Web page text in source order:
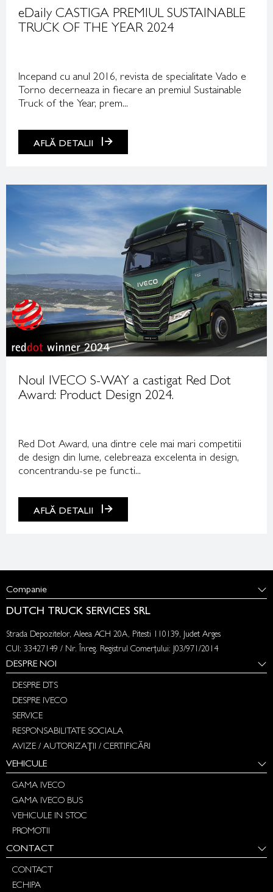
eDaily CASTIGA PREMIUL SUSTAINABLE
TRUCK OF THE YEAR 2024
Incepand cu anul 2016, revista de specialitate Vado e
Torno decerneaza in fiecare an premiul Sustainable
Truck of the Year, prem...
AFLĂ DETALII
Noul IVECO S-WAY a castigat Red Dot
Award: Product Design 2024.
Red Dot Award, una dintre cele mai mari competitii
de design din lume, celebreaza excelenta in design,
concentrandu-se pe functi...
AFLĂ DETALII
Companie
DUTCH TRUCK SERVICES SRL
Strada Depozitelor, Aleea ACH 20A, Pitesti 110139, Judet Arges
CUI: 33427149 / Nr. Înreg. Registrul Comerțului: J03/971/2014
DESPRE NOI
DESPRE DTS
DESPRE IVECO
SERVICE
RESPONSABILITATE SOCIALA
AVIZE / AUTORIZAȚII / CERTIFICĂRI
VEHICULE
GAMA IVECO
GAMA IVECO BUS
VEHICULE IN STOC
PROMOTII
CONTACT
CONTACT
ECHIPA